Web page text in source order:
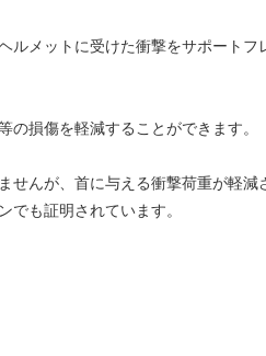
ルメットに受けた衝撃をサポート
損傷を軽減することができます。
せんが、首に与える衝撃荷重が軽
でも証明されています。